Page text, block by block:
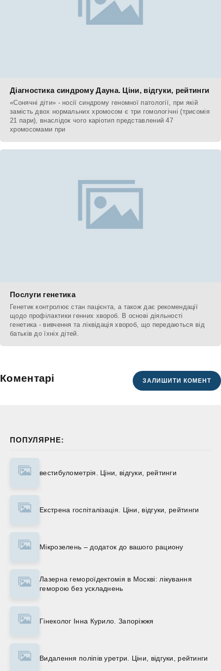
ПОПУЛЯРНЕ:
вестибулометрія. Ціни, відгуки, рейтинги
Екстрена госпіталізація. Ціни, відгуки, рейтинги
Мікрозелень – додаток до вашого рациону
Лазерна гемороїдектомія в Москві: лікування
геморою без ускладнень
Гінеколог Інна Курило. Запоріжжя
Видалення поліпів уретри. Ціни, відгуки, рейтинги
Діагностика синдрому Дауна. Ціни, відгуки, рейтинги
«Сонячні діти» - носії синдрому геномної патології, при якій
замість двох нормальних хромосом є три гомологічні (трисомія
21 пари), внаслідок чого каріотип представлений 47
хромосомами при
Послуги генетика
Генетик контролює стан пацієнта, а також дає рекомендації
щодо профілактики генних хвороб. В основі діяльності
генетика - вивчення та ліквідація хвороб, що передаються від
батьків до їхніх дітей.
Коментарі ЗАЛИШИТИ КОМЕНТ